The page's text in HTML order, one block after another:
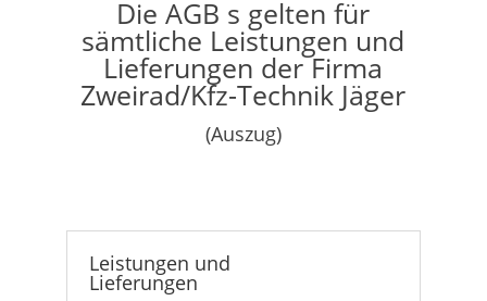
Die AGB s gelten für
sämtliche Leistungen und
Lieferungen der Firma
Zweirad/Kfz-Technik Jäger
(Auszug)
Leistungen und
Lieferungen